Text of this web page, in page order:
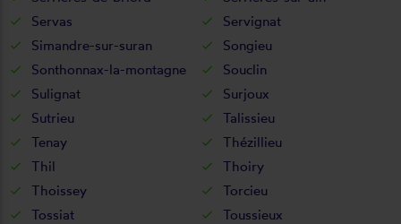
Servas
Servignat
Simandre-sur-suran
Songieu
Sonthonnax-la-montagne
Souclin
Sulignat
Surjoux
Sutrieu
Talissieu
Tenay
Thézillieu
Thil
Thoiry
Thoissey
Torcieu
Tossiat
Toussieux